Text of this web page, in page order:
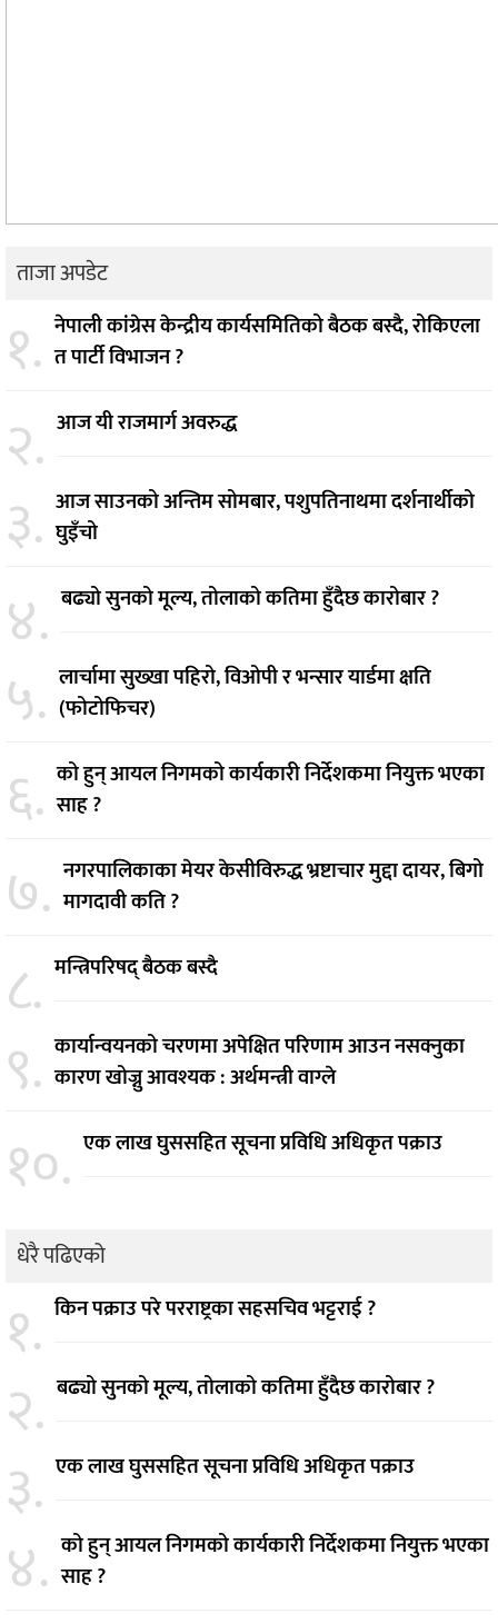
ताजा अपडेट
१. नेपाली कांग्रेस केन्द्रीय कार्यसमितिको बैठक बस्दै, रोकिएला
त पार्टी विभाजन ?
२. आज यी राजमार्ग अवरुद्ध
३. आज साउनको अन्तिम सोमबार, पशुपतिनाथमा दर्शनार्थीको
घुइँचो
४. बढ्यो सुनको मूल्य, तोलाको कतिमा हुँदैछ कारोबार ?
५. लार्चामा सुख्खा पहिरो, विओपी र भन्सार यार्डमा क्षति
(फोटोफिचर)
६. को हुन् आयल निगमको कार्यकारी निर्देशकमा नियुक्त भएका
साह ?
७. नगरपालिकाका मेयर केसीविरुद्ध भ्रष्टाचार मुद्दा दायर, बिगो
मागदावी कति ?
८. मन्त्रिपरिषद् बैठक बस्दै
९. कार्यान्वयनको चरणमा अपेक्षित परिणाम आउन नसक्नुका
कारण खोज्नु आवश्यक : अर्थमन्त्री वाग्ले
१०. एक लाख घुससहित सूचना प्रविधि अधिकृत पक्राउ
धेरै पढिएको
१. किन पक्राउ परे परराष्ट्रका सहसचिव भट्टराई ?
२. बढ्यो सुनको मूल्य, तोलाको कतिमा हुँदैछ कारोबार ?
३. एक लाख घुससहित सूचना प्रविधि अधिकृत पक्राउ
४. को हुन् आयल निगमको कार्यकारी निर्देशकमा नियुक्त भएका
साह ?